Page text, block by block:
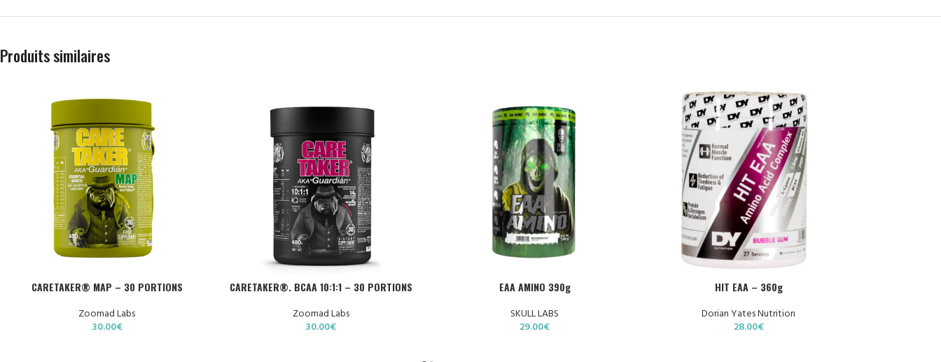
Produits similaires
CHOIX DES OPTIONS
CARETAKER® MAP – 30 PORTIONS
Zoomad Labs
30.00€
CHOIX DES OPTIONS
CARETAKER®. BCAA 10:1:1 – 30 PORTIONS
Zoomad Labs
30.00€
CHOIX DES OPTIONSEAA AMINO 390g
SKULL LABS
29.00€
CHOIX DES OPTIONSHIT EAA – 360g
Dorian Yates Nutrition
28.00€